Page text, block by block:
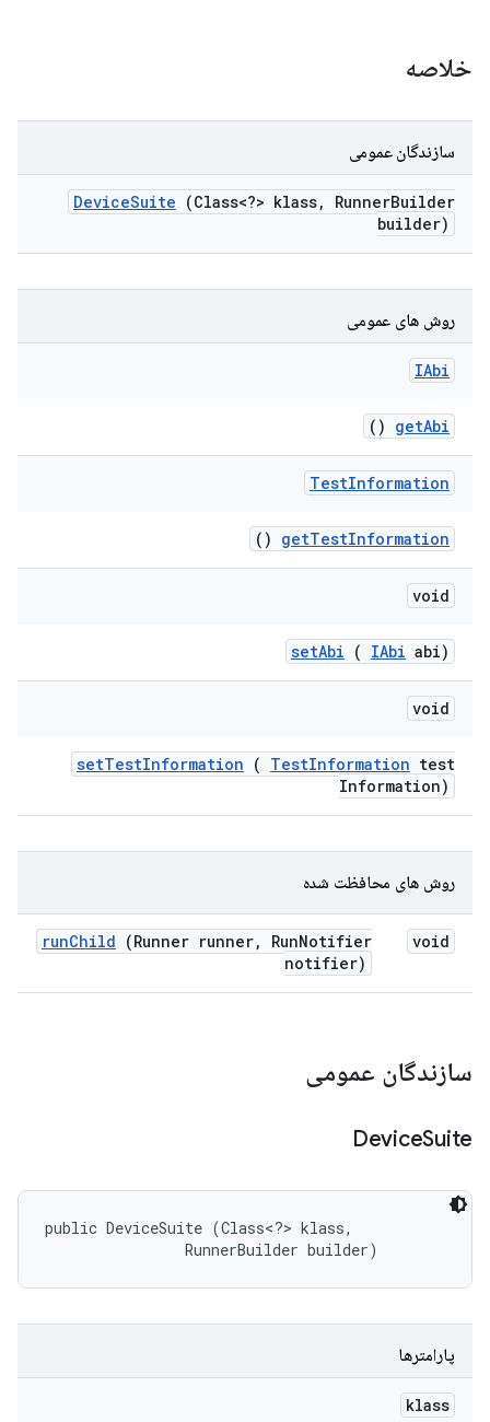
خلاصه
سازندگان عمومی
DeviceSuite (Class<?> klass, RunnerBuilder
builder)
روش های عمومی
IAbi
getAbi
()
TestInformation
getTestInformation
()
void
setAbi ( IAbi abi)
void
setTestInformation ( TestInformation test
Information)
روش های محافظت شده
void
runChild (Runner runner, RunNotifier
notifier)
سازندگان عمومی
DeviceSuite
public DeviceSuite (Class<?> klass,
                RunnerBuilder builder)
پارامترها
klass